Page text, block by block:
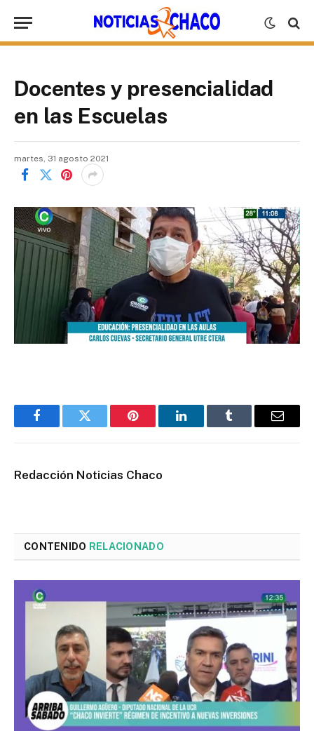
Docentes y presencialidad
en las Escuelas
martes, 31 agosto 2021
FacebookTwitter Pinterest LinkedInTumblr Email
Redacción Noticias Chaco
CONTENIDO RELACIONADO